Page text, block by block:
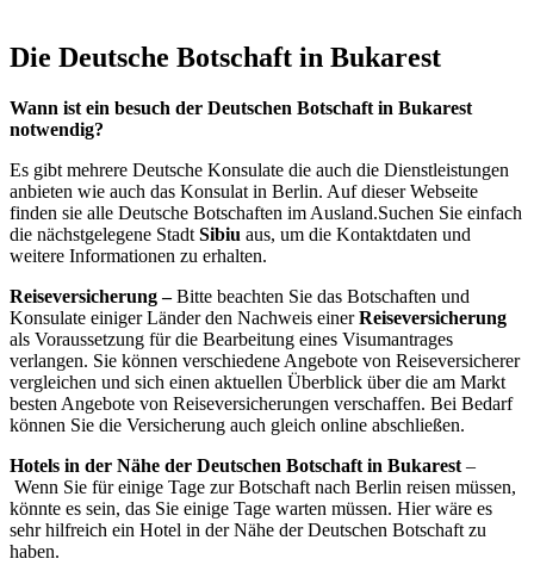
Die Deutsche Botschaft in Bukarest
Wann ist ein besuch der Deutschen Botschaft in Bukarest
notwendig?
Es gibt mehrere Deutsche Konsulate die auch die Dienstleistungen
anbieten wie auch das Konsulat in Berlin. Auf dieser Webseite
finden sie alle Deutsche Botschaften im Ausland.Suchen Sie einfach
die nächstgelegene Stadt Sibiu aus, um die Kontaktdaten und
weitere Informationen zu erhalten.
Reiseversicherung –Bitte beachten Sie das Botschaften und
Konsulate einiger Länder den Nachweis einerReiseversicherung
als Voraussetzung für die Bearbeitung eines Visumantrages
verlangen. Sie können verschiedene Angebote von Reiseversicherer
vergleichen und sich einen aktuellen Überblick über die am Markt
besten Angebote von Reiseversicherungen verschaffen. Bei Bedarf
können Sie die Versicherung auch gleich online abschließen.
Hotels in der Nähe der Deutschen Botschaft in Bukarest –
Wenn Sie für einige Tage zur Botschaft nach Berlin reisen müssen,
könnte es sein, das Sie einige Tage warten müssen. Hier wäre es
sehr hilfreich ein Hotel in der Nähe der Deutschen Botschaft zu
haben.